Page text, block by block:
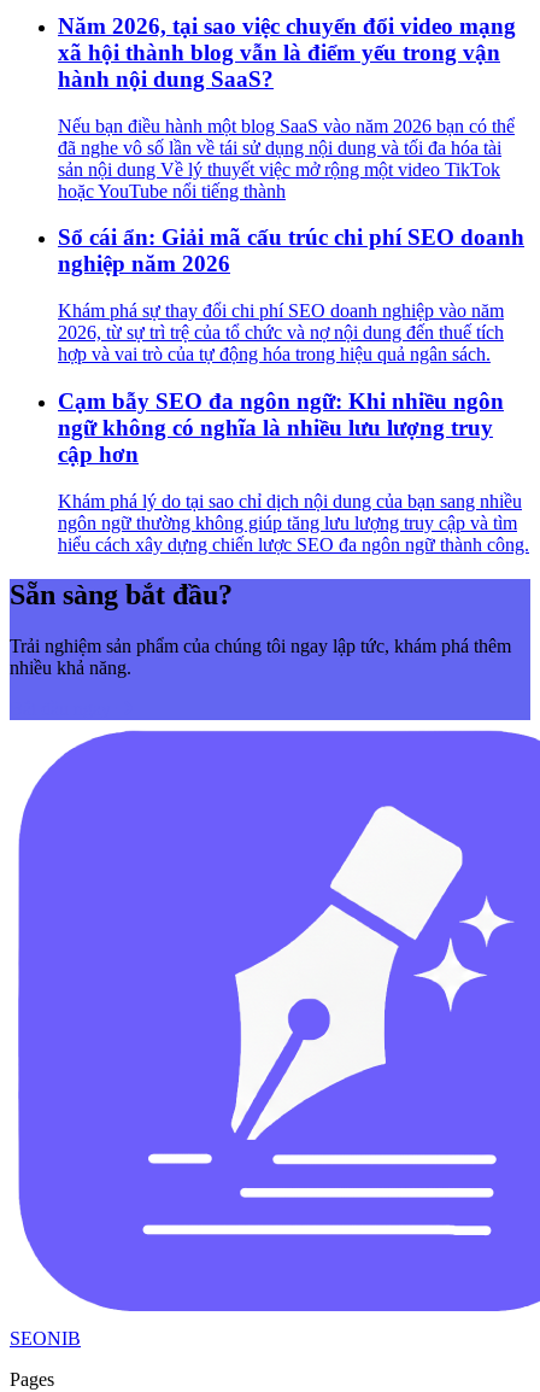
Năm 2026, tại sao việc chuyển đổi video mạng
xã hội thành blog vẫn là điểm yếu trong vận
hành nội dung SaaS?
Nếu bạn điều hành một blog SaaS vào năm 2026 bạn có thể
đã nghe vô số lần về tái sử dụng nội dung và tối đa hóa tài
sản nội dung Về lý thuyết việc mở rộng một video TikTok
hoặc YouTube nổi tiếng thành
Sổ cái ẩn: Giải mã cấu trúc chi phí SEO doanh
nghiệp năm 2026
Khám phá sự thay đổi chi phí SEO doanh nghiệp vào năm
2026, từ sự trì trệ của tổ chức và nợ nội dung đến thuế tích
hợp và vai trò của tự động hóa trong hiệu quả ngân sách.
Cạm bẫy SEO đa ngôn ngữ: Khi nhiều ngôn
ngữ không có nghĩa là nhiều lưu lượng truy
cập hơn
Khám phá lý do tại sao chỉ dịch nội dung của bạn sang nhiều
ngôn ngữ thường không giúp tăng lưu lượng truy cập và tìm
hiểu cách xây dựng chiến lược SEO đa ngôn ngữ thành công.
Sẵn sàng bắt đầu?
Trải nghiệm sản phẩm của chúng tôi ngay lập tức, khám phá thêm
nhiều khả năng.
SEONIB
Pages